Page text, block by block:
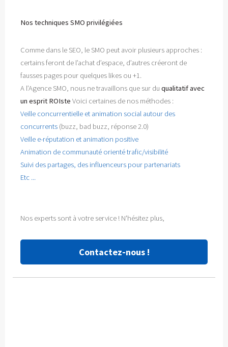
Nos techniques SMO privilégiées
Comme dans le SEO, le SMO peut avoir plusieurs approches :
certains feront de l’achat d’espace, d’autres créeront de
fausses pages pour quelques likes ou +1.
A l’Agence SMO, nous ne travaillons que sur du qualitatif avec
un esprit ROIste Voici certaines de nos méthodes :
Veille concurrentielle et animation social autour des
concurrents (buzz, bad buzz, réponse 2.0)
Veille e-réputation et animation positive
Animation de communauté orienté trafic/visibilité
Suivi des partages, des influenceurs pour partenariats
Etc ...
Nos experts sont à votre service ! N'hésitez plus,
Contactez-nous !